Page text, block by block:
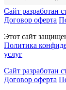
Сайт разработан
Договор оферта
Этот сайт
Политика
услуг
Сайт разработан
Договор оферта